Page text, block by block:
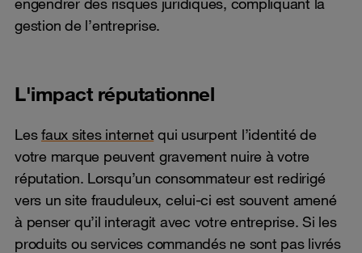
gestion de l’entreprise.
L'impact réputationnel
Lesfaux sites internet qui usurpent l’identité de
votre marque peuvent gravement nuire à votre
réputation. Lorsqu’un consommateur est redirigé
vers un site frauduleux, celui-ci est souvent amené
à penser qu’il interagit avec votre entreprise. Si les
produits ou services commandés ne sont pas livrés